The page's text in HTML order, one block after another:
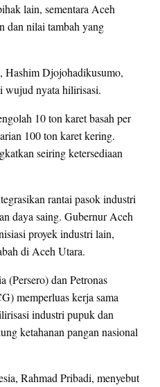
lain, sementara Aceh
dan nilai tambah yang
Djojohadikusumo,
wujud nyata hilirisasi.
10 ton karet basah per
100 ton karet kering.
seiring ketersediaan
rantai pasok industri
daya saing. Gubernur Aceh
proyek industri lain,
di Aceh Utara.
(Persero) dan Petronas
memperluas kerja sama
industri pupuk dan
ketahanan pangan nasional
Rahmad Pribadi, menyebut